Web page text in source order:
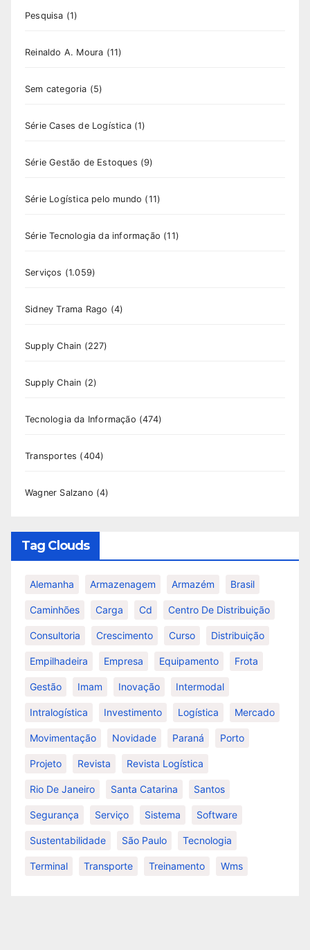
Pesquisa (1)
Reinaldo A. Moura (11)
Sem categoria (5)
Série Cases de Logística(1)
Série Gestão de Estoques (9)
Série Logística pelo mundo (11)
Série Tecnologia da informação (11)
Serviços (1.059)
Sidney Trama Rago (4)
Supply Chain (227)
Supply Chain (2)
Tecnologia da Informação (474)
Transportes (404)
Wagner Salzano (4)
Tag Clouds
Alemanha Armazenagem Armazém Brasil
Caminhões Carga Cd Centro De Distribuição
Consultoria Crescimento Curso Distribuição
Empilhadeira Empresa Equipamento Frota
Gestão Imam Inovação Intermodal
Intralogística Investimento Logística Mercado
Movimentação Novidade Paraná Porto
Projeto Revista Revista Logística
Rio De Janeiro Santa Catarina Santos
Segurança Serviço Sistema Software
Sustentabilidade São Paulo Tecnologia
Terminal Transporte Treinamento Wms